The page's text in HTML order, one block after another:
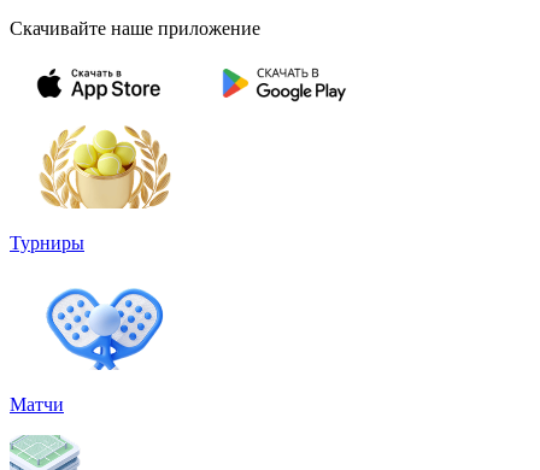
Скачивайте наше приложение
Турниры
Матчи